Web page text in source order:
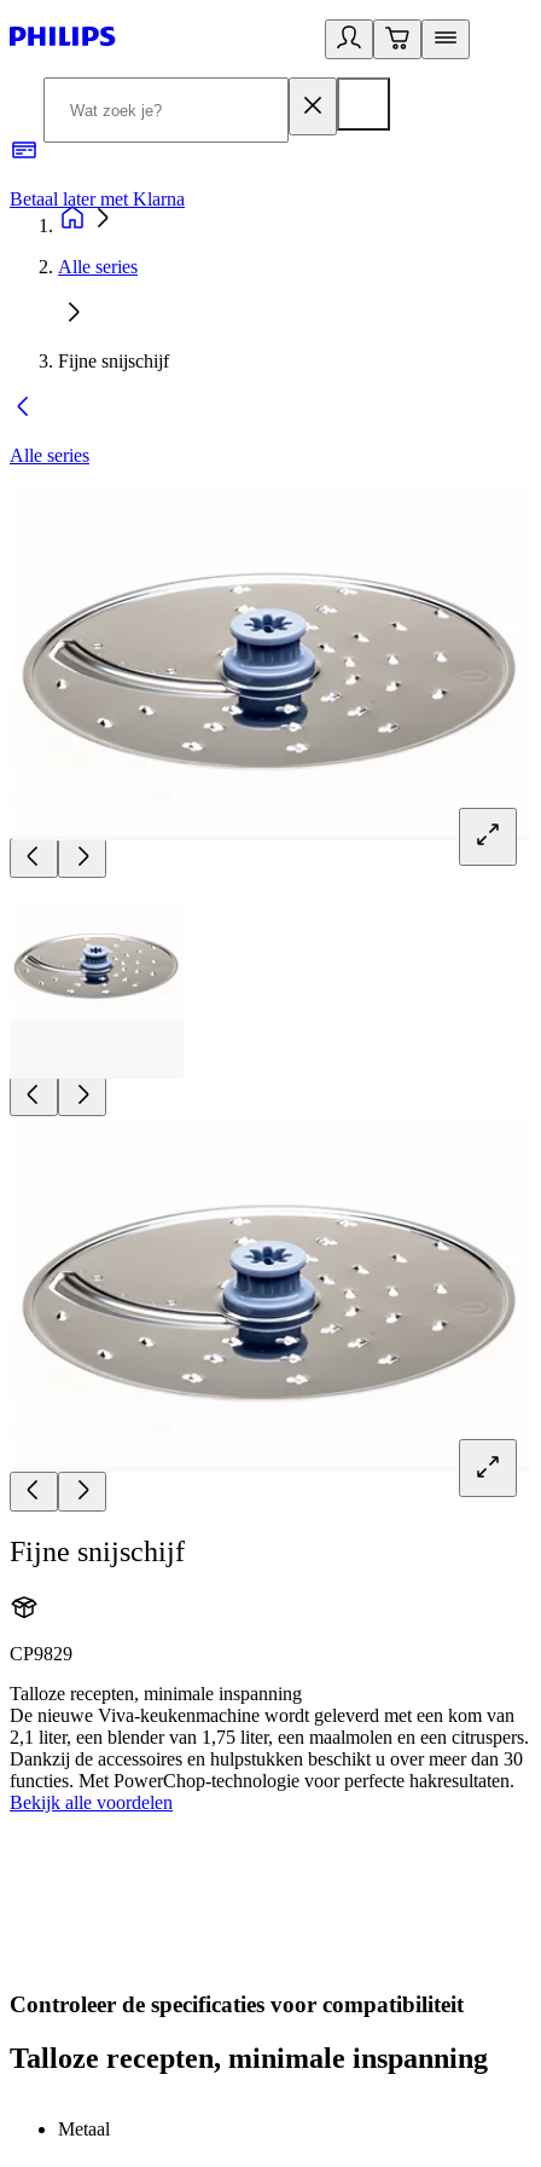
Betaal later met Klarna
Alle series
Fijne snijschijf
Alle series
Fijne snijschijf
CP9829
Talloze recepten, minimale inspanning
De nieuwe Viva-keukenmachine wordt geleverd met een kom van
2,1 liter, een blender van 1,75 liter, een maalmolen en een citruspers.
Dankzij de accessoires en hulpstukken beschikt u over meer dan 30
functies. Met PowerChop-technologie voor perfecte hakresultaten.
Bekijk alle voordelen
Controleer de specificaties voor compatibiliteit
Talloze recepten, minimale inspanning
Metaal